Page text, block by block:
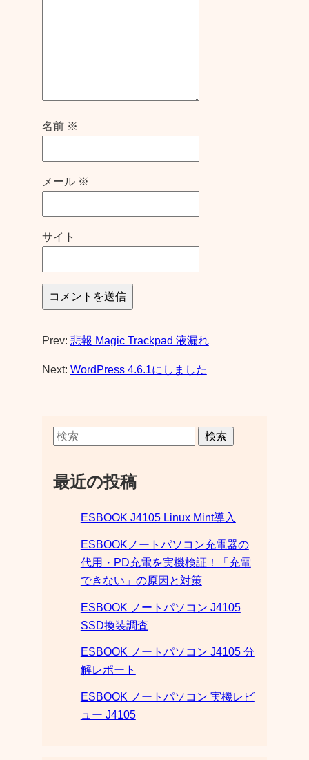
名前 ※
メール ※
サイト
Prev: 悲報 Magic Trackpad 液漏れ
Next: WordPress 4.6.1にしました
検索
最近の投稿
ESBOOK J4105 Linux Mint導入
ESBOOKノートパソコン充電器の
代用・PD充電を実機検証！「充電
できない」の原因と対策
ESBOOK ノートパソコン J4105
SSD換装調査
ESBOOK ノートパソコン J4105 分
解レポート
ESBOOK ノートパソコン 実機レビ
ュー J4105